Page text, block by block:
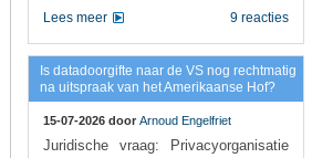
9 reacties
Lees meer
Is datadoorgifte naar de VS nog rechtmatig
na uitspraak van het Amerikaanse Hof?
15-07-2026 door Arnoud Engelfriet
Juridische vraag: Privacyorganisatie